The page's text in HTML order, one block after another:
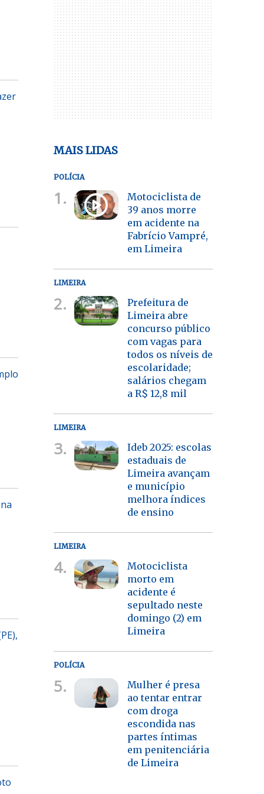
MAIS LIDAS
POLÍCIA
1.
Motociclista de
39 anos morre
em acidente na
Fabrício Vampré,
em Limeira
LIMEIRA
2.
Prefeitura de
Limeira abre
concurso público
com vagas para
todos os níveis de
escolaridade;
salários chegam
a R$ 12,8 mil
LIMEIRA
3.
Ideb 2025: escolas
estaduais de
Limeira avançam
e município
melhora índices
de ensino
LIMEIRA
4.
Motociclista
morto em
acidente é
sepultado neste
domingo (2) em
Limeira
POLÍCIA
5.
Mulher é presa
ao tentar entrar
com droga
escondida nas
partes íntimas
em penitenciária
de Limeira